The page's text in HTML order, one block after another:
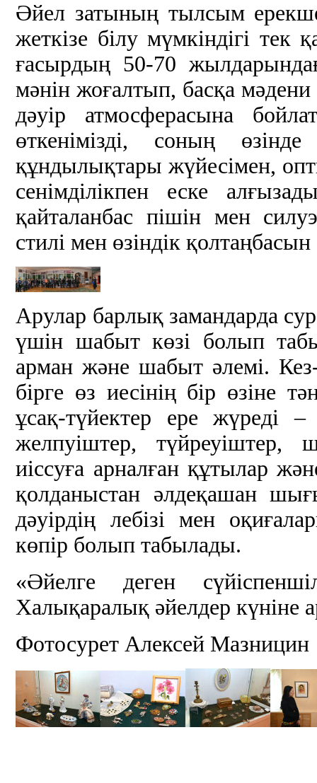
Әйел затының тылсым
жеткізе білу мүмкіндігі
ғасырдың 50-70
мәнін жоғалтып, басқа
дәуір атмосферасына
өткенімізді, соның
құндылықтары жүйесімен,
сенімділікпен еске
қайталанбас пішін мен
стилі мен өзіндік
Арулар барлық замандарда
үшін шабыт көзі болып
арман және шабыт әлемі.
бірге өз иесінің бір өзіне
ұсақ-түйектер ере жүреді –
желпуіштер, түйреуіштер,
иіссуға арналған құтылар
қолданыстан әлдеқашан
дәуірдің лебізі мен
көпір болып табылады.
«Әйелге деген
Халықаралық әйелдер күніне
Фотосурет Алексей Мазницин